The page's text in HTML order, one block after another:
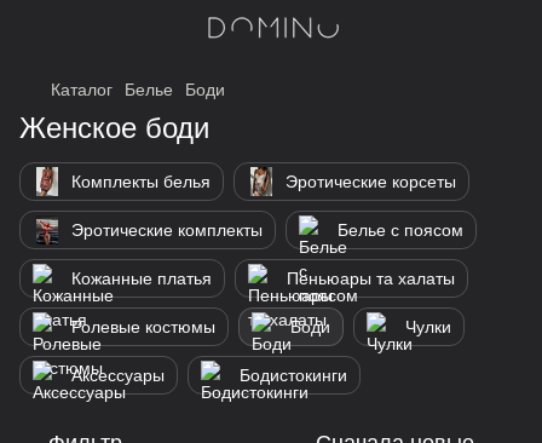
Каталог Белье Боди
Женское боди
Комплекты белья Эротические корсеты
Эротические комплекты Белье с поясом
Кожанные платья Пеньюары та халаты
Ролевые костюмы Боди Чулки
Аксессуары Бодистокинги